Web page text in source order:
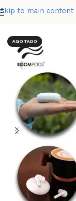
Skip to main content
AGOTADO